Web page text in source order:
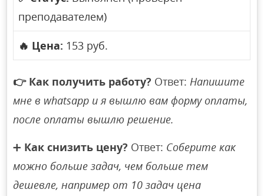
преподавателем)
🔥 Цена: 153 руб.
👉 Как получить работу? Ответ:Напишите
мне в whatsapp и я вышлю вам форму оплаты,
после оплаты вышлю решение.
➕ Как снизить цену? Ответ: Соберите как
можно больше задач, чем больше тем
дешевле, например от 10 задач цена